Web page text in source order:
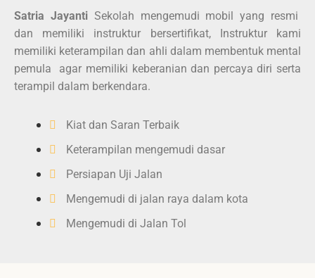
Satria JayantiSekolah mengemudi mobil yang resmi
dan memiliki instruktur bersertifikat, Instruktur kami
memiliki keterampilan dan ahli dalam membentuk mental
pemula agar memiliki keberanian dan percaya diri serta
terampil dalam berkendara.
Kiat dan Saran Terbaik
Keterampilan mengemudi dasar
Persiapan Uji Jalan
Mengemudi di jalan raya dalam kota
Mengemudi di Jalan Tol